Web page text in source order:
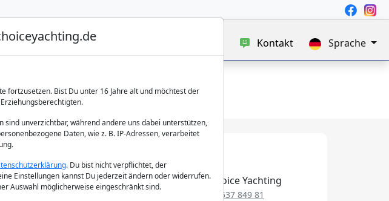
Yacht Verkauf Kontakt Sprache
Best Choice Yachting
+49 152 537 849 81
fortzusetzen. Bist Du unter 16 Jahre alt und möchtest der
sind unverzichtbar, während andere uns dabei unterstützen,
Daten, wie z. B. IP-Adressen, verarbeitet
. Du bist nicht verpflichtet, der
Einstellungen kannst Du jederzeit ändern oder widerrufen.
Auswahl möglicherweise eingeschränkt sind.